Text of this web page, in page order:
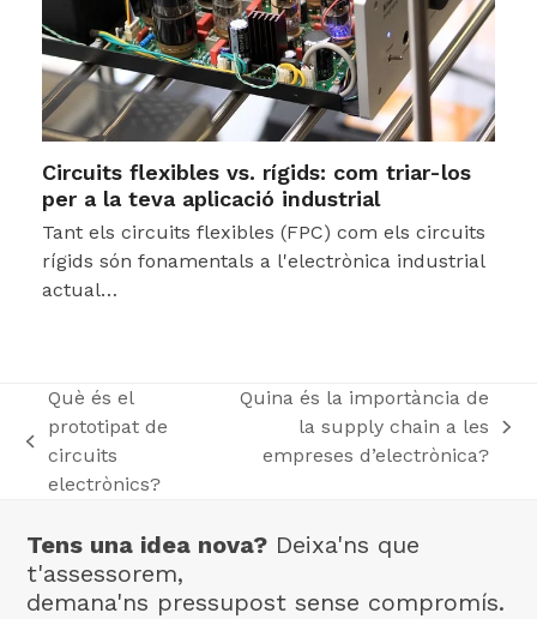
Circuits flexibles vs. rígids: com triar-los
per a la teva aplicació industrial
Tant els circuits flexibles (FPC) com els circuits
rígids són fonamentals a l'electrònica industrial
actual…
previous
post:
Què és el
prototipat de
circuits
electrònics?
post:
Quina és la importància de
la supply chain a les
empreses d’electrònica?
Tens una idea nova? Deixa'ns que
t'assessorem,
demana'ns pressupost sense compromís.